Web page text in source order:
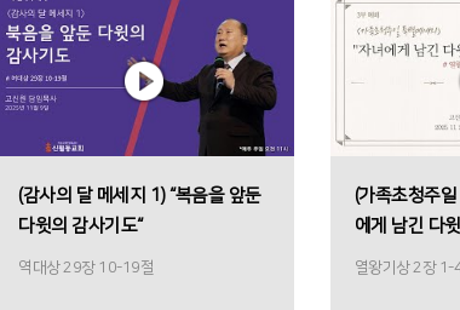
(감사의 달 메세지 1) “복음을 앞둔
다윗의 감사기도“
역대상 29장 10-19절
(가족초청주일
에게 남긴 다
열왕기상 2장 1-